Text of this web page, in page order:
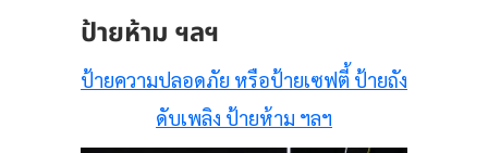
ป้ายห้าม ฯลฯ
ป้ายความปลอดภัย หรือป้ายเซฟตี้ ป้ายถัง
ดับเพลิง ป้ายห้าม ฯลฯ